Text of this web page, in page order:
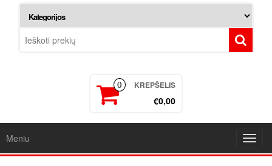
0 KREPŠELIS
€0,00
Meniu